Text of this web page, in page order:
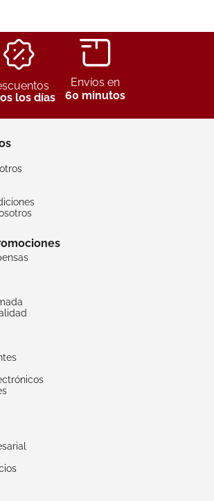
los días
Envíos en
60 minutos